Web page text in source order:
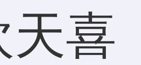
天喜